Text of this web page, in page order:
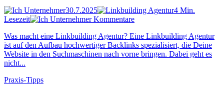
30.7.2025
4 Min.
Lesezeit
Kommentare
Was macht eine Linkbuilding Agentur? Eine Linkbuilding Agentur
ist auf den Aufbau hochwertiger Backlinks spezialisiert, die Deine
Website in den Suchmaschinen nach vorne bringen. Dabei geht es
nicht...
Praxis-Tipps